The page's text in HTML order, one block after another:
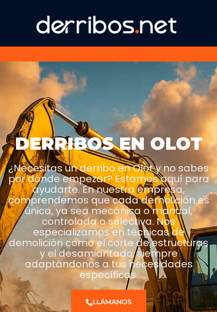
DERRIBOS EN OLOT
¿Necesitas un derribo en Olot y no sabes
por dónde empezar? Estamos aquí para
ayudarte. En nuestra empresa,
comprendemos que cada demolición es
única, ya sea mecánica o manual,
controlada o selectiva. Nos
especializamos en técnicas de
demolición como el corte de estructuras
y el desamiantado, siempre
adaptándonos a tus necesidades
específicas.
LLÁMANOS